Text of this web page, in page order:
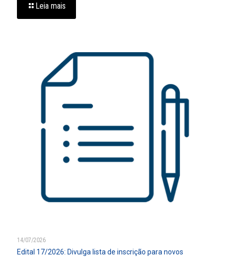
Leia mais
14/07/2026
Edital 17/2026: Divulga lista de inscrição para novos